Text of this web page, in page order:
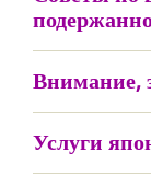
Внимание,
Услуги